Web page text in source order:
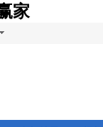
家